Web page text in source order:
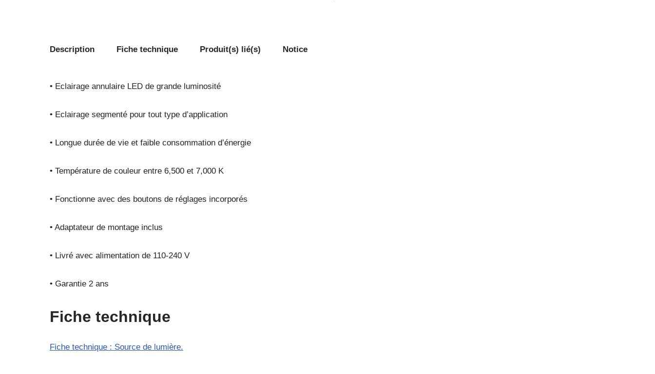
Description Fiche technique Produit(s) lié(s) Notice
• Eclairage annulaire LED de grande luminosité
• Eclairage segmenté pour tout type d’application
• Longue durée de vie et faible consommation d’énergie
• Température de couleur entre 6,500 et 7,000 K
• Fonctionne avec des boutons de réglages incorporés
• Adaptateur de montage inclus
• Livré avec alimentation de 110-240 V
• Garantie 2 ans
Fiche technique
Fiche technique : Source de lumière.